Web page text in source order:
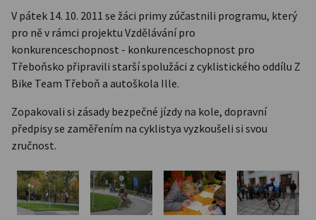
V pátek 14. 10. 2011 se žáci primy zúčastnili programu, který
pro ně v rámci projektu Vzdělávání pro
konkurenceschopnost - konkurenceschopnost pro
Třeboňsko připravili starší spolužáci z cyklistického oddílu Z
Bike Team Třeboň a autoškola Ille.
Zopakovali si zásady bezpečné jízdy na kole, dopravní
předpisy se zaměřením na cyklistya vyzkoušeli si svou
zručnost.